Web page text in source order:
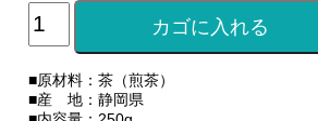
■原材料：茶（煎茶）
■産 地：静岡県